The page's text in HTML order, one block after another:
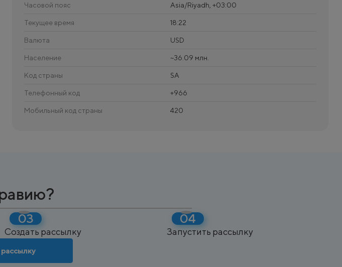
Часовой пояс Asia/Riyadh, +03:00
Текущее время 18:22
Валюта USD
Население ~36.09 млн.
Код страны SA
Телефонный код +966
Мобильный код страны 420
Создать рассылку Запустить рассылку